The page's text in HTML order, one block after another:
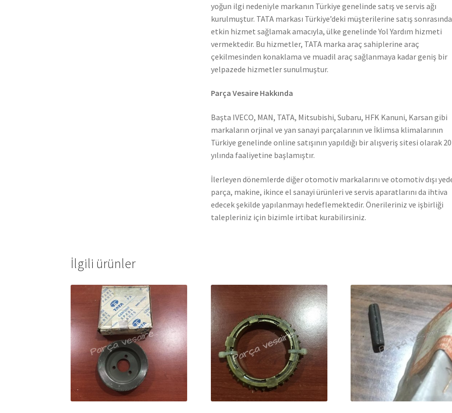
yoğun ilgi nedeniyle markanın Türkiye genelinde satış ve servis ağı
kurulmuştur. TATA markası Türkiye’deki müşterilerine satış
etkin hizmet sağlamak amacıyla, ülke genelinde Yol Yardım hizmeti
vermektedir. Bu hizmetler, TATA marka araç sahiplerine araç
çekilmesinden konaklama ve muadil araç sağlanmaya kadar geniş bir
yelpazede hizmetler sunulmuştur.
Parça Vesaire Hakkında
Başta IVECO, MAN, TATA, Mitsubishi, Subaru, HFK Kanuni, Karsan gibi
markaların orjinal ve yan sanayi parçalarının ve İklimsa klimalarının
Türkiye genelinde online satışının yapıldığı bir alışveriş sitesi olarak
yılında faaliyetine başlamıştır.
İlerleyen dönemlerde diğer otomotiv markalarını ve otomotiv dışı
parça, makine, ikince el sanayi ürünleri ve servis aparatlarını da ihtiva
edecek şekilde yapılanmayı hedeflemektedir. Önerileriniz ve işbirliği
talepleriniz için bizimle irtibat kurabilirsiniz.
İlgili ürünler